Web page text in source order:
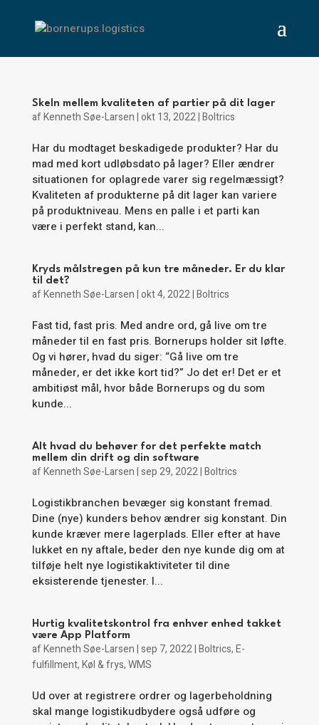
Skeln mellem kvaliteten af ​​partier på dit lager
afKenneth Søe-Larsen|okt 13, 2022|Boltrics
Har du modtaget beskadigede produkter? Har du
mad med kort udløbsdato på lager? Eller ændrer
situationen for oplagrede varer sig regelmæssigt?
Kvaliteten af ​​produkterne på dit lager kan variere
på produktniveau. Mens en palle i et parti kan
være i perfekt stand, kan...
Kryds målstregen på kun tre måneder. Er du klar
til det?
afKenneth Søe-Larsen|okt 4, 2022|Boltrics
Fast tid, fast pris. Med andre ord, gå live om tre
måneder til en fast pris. Bornerups holder sit løfte.
Og vi hører, hvad du siger: “Gå live om tre
måneder, er det ikke kort tid?” Jo det er! Det er et
ambitiøst mål, hvor både Bornerups og du som
kunde...
Alt hvad du behøver for det perfekte match
mellem din drift og din software
afKenneth Søe-Larsen|sep 29, 2022|Boltrics
Logistikbranchen bevæger sig konstant fremad.
Dine (nye) kunders behov ændrer sig konstant. Din
kunde kræver mere lagerplads. Eller efter at have
lukket en ny aftale, beder den nye kunde dig om at
tilføje helt nye logistikaktiviteter til dine
eksisterende tjenester. I...
Hurtig kvalitetskontrol fra enhver enhed takket
være App Platform
afKenneth Søe-Larsen|sep 7, 2022|Boltrics,E-
fulfillment,Køl & frys,WMS
Ud over at registrere ordrer og lagerbeholdning
skal mange logistikudbydere også udføre og